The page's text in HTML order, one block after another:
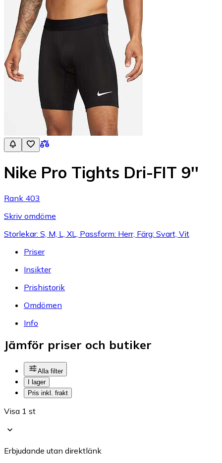
Nike Pro Tights Dri-FIT 9''
Rank 403
Skriv omdöme
Storlekar: S, M, L, XL, Passform: Herr, Färg: Svart, Vit
Priser
Insikter
Prishistorik
Omdömen
Info
Jämför priser och butiker
Alla filter
I lager
Pris inkl. frakt
Visa 1 st
Erbjudande utan direktlänk